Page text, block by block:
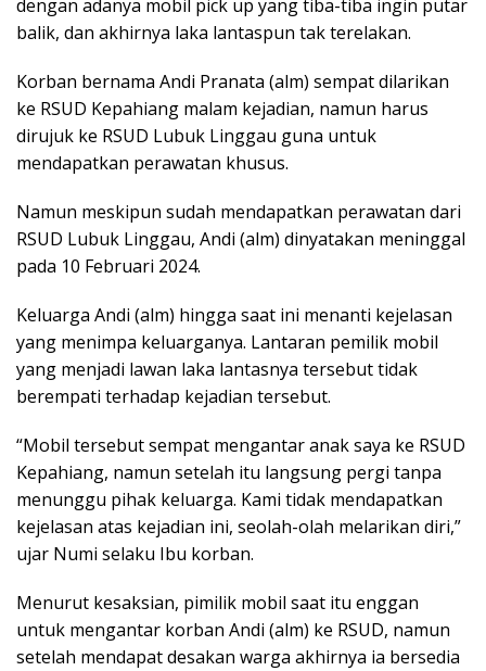
dengan adanya mobil pick up yang tiba-tiba ingin putar
balik, dan akhirnya laka lantaspun tak terelakan.
Korban bernama Andi Pranata (alm) sempat dilarikan
ke RSUD Kepahiang malam kejadian, namun harus
dirujuk ke RSUD Lubuk Linggau guna untuk
mendapatkan perawatan khusus.
Namun meskipun sudah mendapatkan perawatan dari
RSUD Lubuk Linggau, Andi (alm) dinyatakan meninggal
pada 10 Februari 2024.
Keluarga Andi (alm) hingga saat ini menanti kejelasan
yang menimpa keluarganya. Lantaran pemilik mobil
yang menjadi lawan laka lantasnya tersebut tidak
berempati terhadap kejadian tersebut.
“Mobil tersebut sempat mengantar anak saya ke RSUD
Kepahiang, namun setelah itu langsung pergi tanpa
menunggu pihak keluarga. Kami tidak mendapatkan
kejelasan atas kejadian ini, seolah-olah melarikan diri,”
ujar Numi selaku Ibu korban.
Menurut kesaksian, pimilik mobil saat itu enggan
untuk mengantar korban Andi (alm) ke RSUD, namun
setelah mendapat desakan warga akhirnya ia bersedia